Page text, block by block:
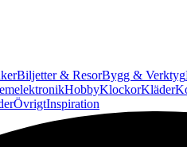
Biljetter & ResorBygg & Verktyg
HobbyKlockorKläder
ÖvrigtInspiration